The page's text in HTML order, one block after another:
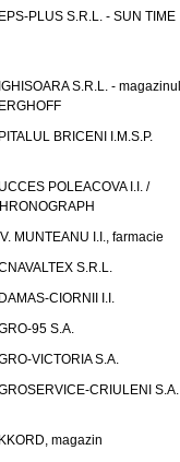
PLUS S.R.L. - SUN TIME
S.R.L. - magazinul
BRICENI I.M.S.P.
POLEACOVA I.I. /
MUNTEANU I.I., farmacie
S.R.L.
CIORNII I.I.
95 S.A.
VICTORIA S.A.
CRIULENI S.A.
magazin